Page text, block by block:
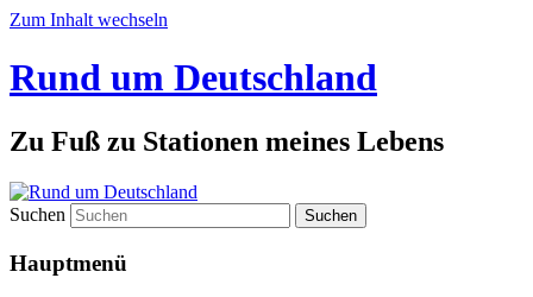
Zum Inhalt wechseln
Rund um Deutschland
Zu Fuß zu Stationen meines Lebens
Suchen
Hauptmenü